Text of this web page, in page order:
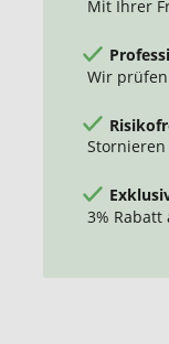
Mit Ihrer
Wir
3%